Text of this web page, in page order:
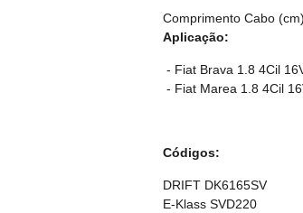
Comprimento Cabo
Aplicação:
- Fiat Brava 1.8 4Cil
- Fiat Marea 1.8 4Cil
Códigos:
DRIFT DK6165SV
E-Klass SVD220